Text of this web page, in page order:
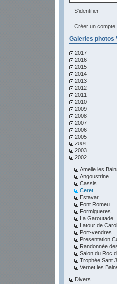
Créer un compte
Galeries photos
2017
2016
2015
2014
2013
2012
2011
2010
2009
2008
2007
2006
2005
2004
2003
2002
Amelie les
Angoustrine
Cassis
Ceret
Estavar
Font Romeu
Formigueres
La Garoutade
Latour de Carol
Port-vendres
Presentation
Randonnée
Salon du Roc
Trophée Sant
Vernet les
Divers